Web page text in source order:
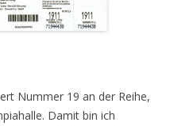
Nummer 19 an der Reihe,
Damit bin ich